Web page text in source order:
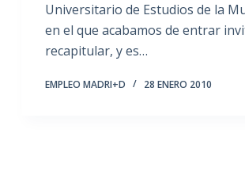
Universitario de Estudios de la
en el que acabamos de entrar
recapitular, y es…
EMPLEO MADRI+D 28 ENERO 2010